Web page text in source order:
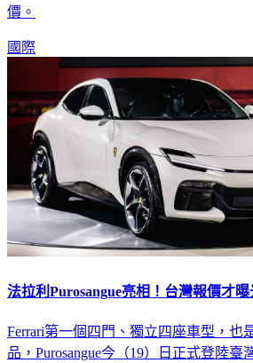
價。
國際
法拉利Purosangue亮相！台灣報價才
Ferrari第一個四門、獨立四座車型，也
品，Purosangue今（19）日正式登陸